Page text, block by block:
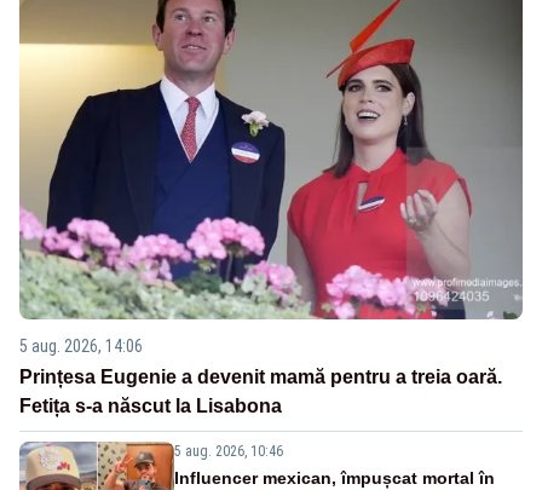
5 aug. 2026, 14:06
Prințesa Eugenie a devenit mamă pentru a treia oară.
Fetița s-a născut la Lisabona
5 aug. 2026, 10:46
Influencer mexican, împușcat mortal în